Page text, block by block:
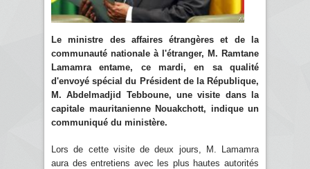
Le ministre des affaires étrangères et de la
communauté nationale à l'étranger, M. Ramtane
Lamamra entame, ce mardi, en sa qualité
d'envoyé spécial du Président de la République,
M. Abdelmadjid Tebboune, une visite dans la
capitale mauritanienne Nouakchott, indique un
communiqué du ministère.
Lors de cette visite de deux jours, M. Lamamra
aura des entretiens avec les plus hautes autorités